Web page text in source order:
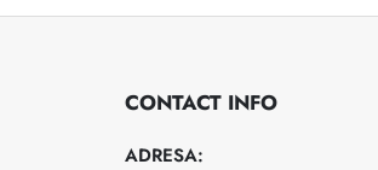
CONTACT INFO
ADRESA: